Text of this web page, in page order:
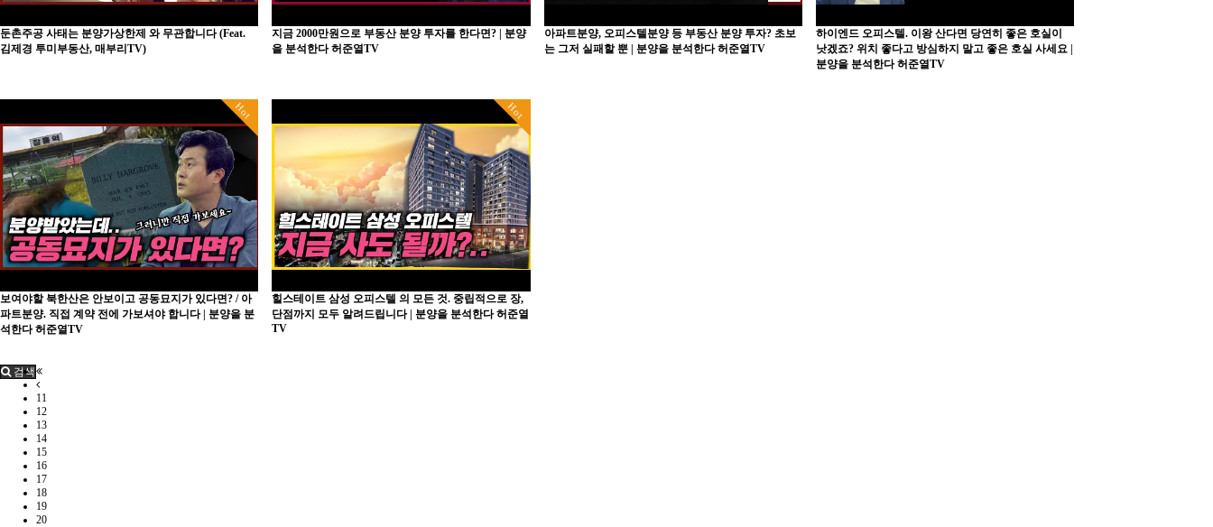
둔촌주공 사태는 분양가상한제 와 무관합니다 (Feat.
김제경 투미부동산, 매부리TV)
지금 2000만원으로 부동산 분양 투자를 한다면? | 분양
을 분석한다 허준열TV
아파트분양, 오피스텔분양 등 부동산 분양 투자? 초보
는 그저 실패할 뿐 | 분양을 분석한다 허준열TV
하이엔드 오피스텔. 이왕 산다면 당연히 좋은 호실이
낫겠죠? 위치 좋다고 방심하지 말고 좋은 호실 사세요 |
분양을 분석한다 허준열TV
Hot
보여야할 북한산은 안보이고 공동묘지가 있다면? / 아
파트분양. 직접 계약 전에 가보셔야 합니다 | 분양을 분
석한다 허준열TV
Hot
힐스테이트 삼성 오피스텔 의 모든 것. 중립적으로 장,
단점까지 모두 알려드립니다 | 분양을 분석한다 허준열
TV
검색
11
12
13
14
15
16
17
18
19
20